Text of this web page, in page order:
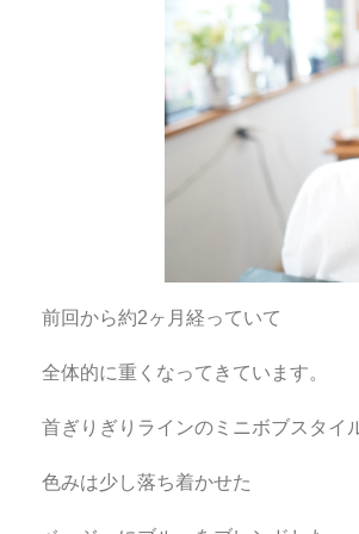
前回から約2ヶ月経っていて
全体的に重くなってきています。
首ぎりぎりラインのミニボブスタイ
色みは少し落ち着かせた